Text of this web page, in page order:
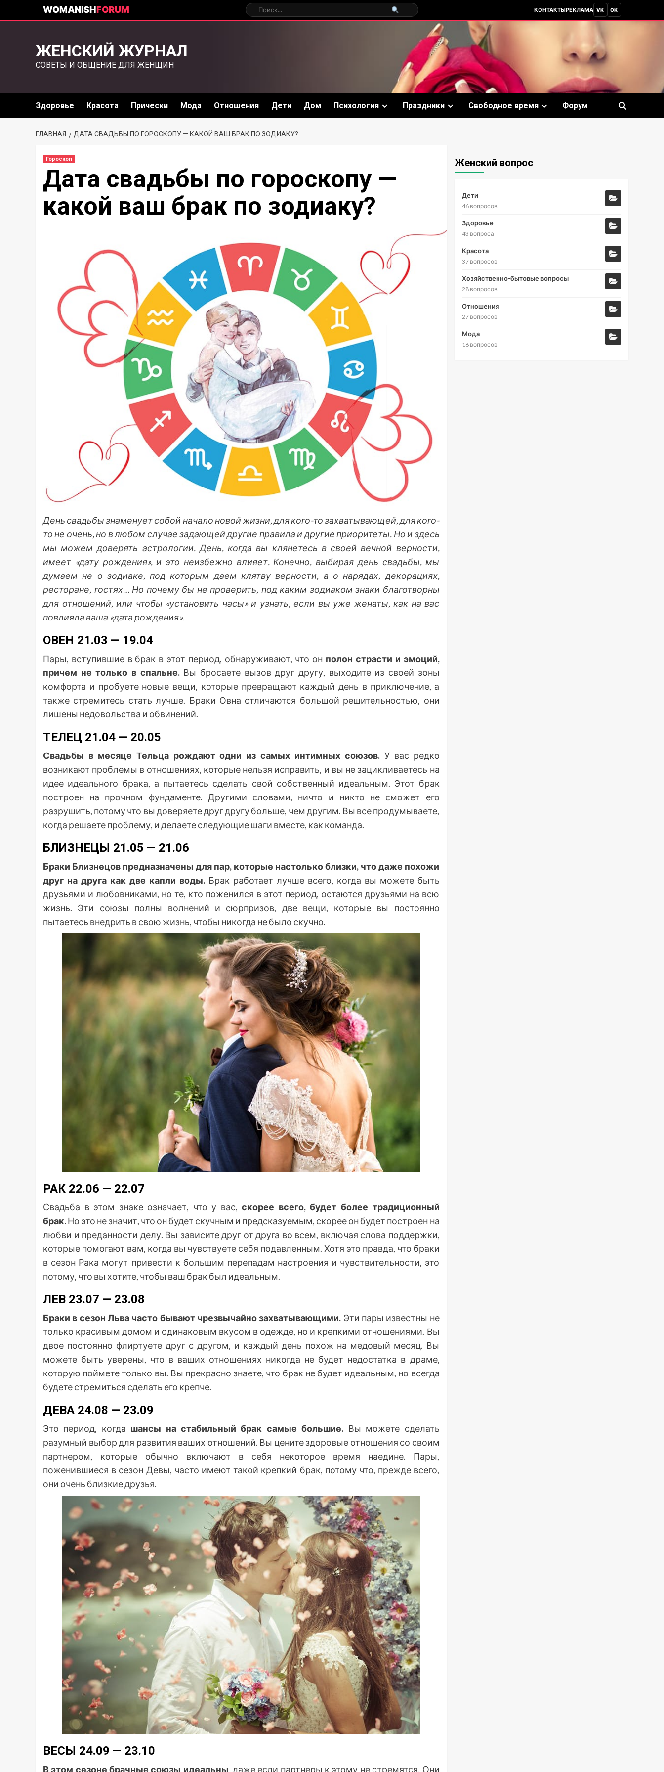
WOMANISHFORUM КОНТАКТЫРЕКЛАМА VK OK
ЖЕНСКИЙ ЖУРНАЛ
СОВЕТЫ И ОБЩЕНИЕ ДЛЯ ЖЕНЩИН
Здоровье Красота Прически Мода Отношения Дети Дом Психология Праздники Свободное время Форум
ГЛАВНАЯ ДАТА СВАДЬБЫ ПО ГОРОСКОПУ — КАКОЙ ВАШ БРАК ПО ЗОДИАКУ?
Гороскоп
Дата свадьбы по гороскопу —
какой ваш брак по зодиаку?
День свадьбы знаменует собой начало новой жизни, для кого-то захватывающей, для кого-
то не очень, но в любом случае задающей другие правила и другие приоритеты. Но и здесь
мы можем доверять астрологии. День, когда вы клянетесь в своей вечной верности,
имеет «дату рождения», и это неизбежно влияет. Конечно, выбирая день свадьбы, мы
думаем не о зодиаке, под которым даем клятву верности, а о нарядах, декорациях,
ресторане, гостях… Но почему бы не проверить, под каким зодиаком знаки благотворны
для отношений, или чтобы «установить часы» и узнать, если вы уже женаты, как на вас
повлияла ваша «дата рождения».
ОВЕН 21.03 — 19.04
Пары, вступившие в брак в этот период, обнаруживают, что он полон страсти и эмоций,
причем не только в спальне. Вы бросаете вызов друг другу, выходите из своей зоны
комфорта и пробуете новые вещи, которые превращают каждый день в приключение, а
также стремитесь стать лучше. Браки Овна отличаются большой решительностью, они
лишены недовольства и обвинений.
ТЕЛЕЦ 21.04 — 20.05
Свадьбы в месяце Тельца рождают одни из самых интимных союзов. У вас редко
возникают проблемы в отношениях, которые нельзя исправить, и вы не зацикливаетесь на
идее идеального брака, а пытаетесь сделать свой собственный идеальным. Этот брак
построен на прочном фундаменте. Другими словами, ничто и никто не сможет его
разрушить, потому что вы доверяете друг другу больше, чем другим. Вы все продумываете,
когда решаете проблему, и делаете следующие шаги вместе, как команда.
БЛИЗНЕЦЫ 21.05 — 21.06
Браки Близнецов предназначены для пар, которые настолько близки, что даже похожи
друг на друга как две капли воды. Брак работает лучше всего, когда вы можете быть
друзьями и любовниками, но те, кто поженился в этот период, остаются друзьями на всю
жизнь. Эти союзы полны волнений и сюрпризов, две вещи, которые вы постоянно
пытаетесь внедрить в свою жизнь, чтобы никогда не было скучно.
РАК 22.06 — 22.07
Свадьба в этом знаке означает, что у вас, скорее всего, будет более традиционный
брак.Но это не значит, что он будет скучным и предсказуемым, скорее он будет построен на
любви и преданности делу. Вы зависите друг от друга во всем, включая слова поддержки,
которые помогают вам, когда вы чувствуете себя подавленным. Хотя это правда, что браки
в сезон Рака могут привести к большим перепадам настроения и чувствительности, это
потому, что вы хотите, чтобы ваш брак был идеальным.
ЛЕВ 23.07 — 23.08
Браки в сезон Льва часто бывают чрезвычайно захватывающими. Эти пары известны не
только красивым домом и одинаковым вкусом в одежде, но и крепкими отношениями. Вы
двое постоянно флиртуете друг с другом, и каждый день похож на медовый месяц. Вы
можете быть уверены, что в ваших отношениях никогда не будет недостатка в драме,
которую поймете только вы. Вы прекрасно знаете, что брак не будет идеальным, но всегда
будете стремиться сделать его крепче.
ДЕВА 24.08 — 23.09
Это период, когда шансы на стабильный брак самые большие. Вы можете сделать
разумный выбор для развития ваших отношений. Вы цените здоровые отношения со своим
партнером, которые обычно включают в себя некоторое время наедине. Пары,
поженившиеся в сезон Девы, часто имеют такой крепкий брак, потому что, прежде всего,
они очень близкие друзья.
ВЕСЫ 24.09 — 23.10
В этом сезоне брачные союзы идеальны, даже если партнеры к этому не стремятся. Они
Женский вопрос
Дети
46 вопросов
Здоровье
43 вопроса
Красота
37 вопросов
Хозяйственно-бытовые вопросы
28 вопросов
Отношения
27 вопросов
Мода
16 вопросов